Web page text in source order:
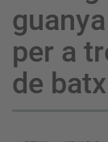
per a
de